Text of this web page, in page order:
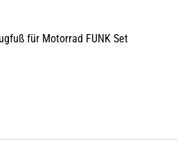
für Motorrad FUNK Set